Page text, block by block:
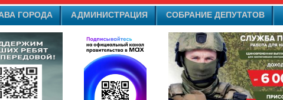
ГОРОДА АДМИНИСТРАЦИЯ СОБРАНИЕ ДЕПУТАТОВ